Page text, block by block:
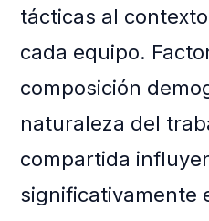
tácticas al
cada equipo.
composición
naturaleza del
compartida
significativamente